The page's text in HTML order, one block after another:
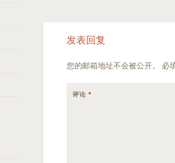
Post
navigation
发表回复
您的邮箱地址不会被公开。 必
评论*